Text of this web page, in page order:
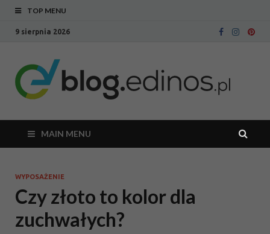
TOP MENU
9 sierpnia 2026
Edinos
MAIN MENU
WYPOSAŻENIE
Czy złoto to kolor dla
zuchwałych?